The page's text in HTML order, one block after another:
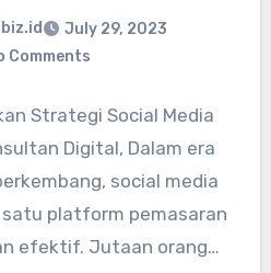
July 29, 2023
Comments
Strategi Social Media
Digital, Dalam era
social media
platform pemasaran
efektif. Jutaan orang…